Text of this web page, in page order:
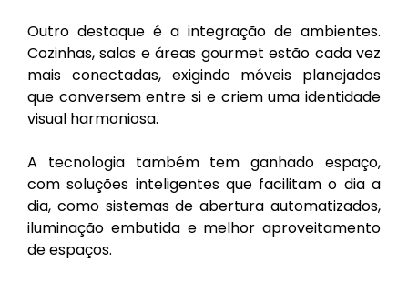
Outro destaque é a integração de ambientes.
Cozinhas, salas e áreas gourmet estão cada vez
mais conectadas, exigindo móveis planejados
que conversem entre si e criem uma identidade
visual harmoniosa.
A tecnologia também tem ganhado espaço,
com soluções inteligentes que facilitam o dia a
dia, como sistemas de abertura automatizados,
iluminação embutida e melhor aproveitamento
de espaços.